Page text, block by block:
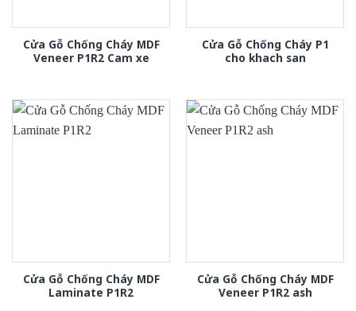
Cửa Gỗ Chống Cháy MDF
Veneer P1R2 Cam xe
Cửa Gỗ Chống Cháy P1
cho khach san
Cửa Gỗ Chống Cháy MDF
Laminate P1R2
Cửa Gỗ Chống Cháy MDF
Veneer P1R2 ash